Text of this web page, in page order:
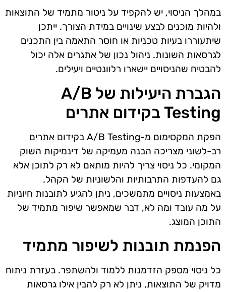
במהלך הניסוי, יש להקפיד על ניטור מתמיד של התוצאות
ולהיות מוכנים לבצע שינויים במידת הצורך. ייתכן
שיתעוררו בעיות טכניות או חוסר התאמה בין התכנים
לגרסאות השונות. ניהול נכון של אתגרים אלה יכול
להבטיח שהניסויים יישארו רלוונטיים ויעילים.
הגברת היעילות של A/B
Testing בקידום אתרים
הפקת המקסימום מ-A/B Testing בקידום אתרים
רב-לשוני מצריכה הבנה מעמיקה של דינמיקות השוק
המקומי. כל ניסוי צריך להיות מותאם לא רק לתוכן אלא
גם להעדפות התרבותיות והלשוניות של הקהל.
באמצעות ניסויים מתמשכים, ניתן להגיע לתובנות חיוניות
על מה עובד ומה לא, דבר שמאפשר שיפור מתמיד של
התוכן המוצג.
הפנמת תובנות לשיפור מתמיד
כל ניסוי מספק הזדמנות ללמוד ולהשתפר. בעזרת ניתוח
מדויק של התוצאות, ניתן לא רק להבין אילו גרסאות